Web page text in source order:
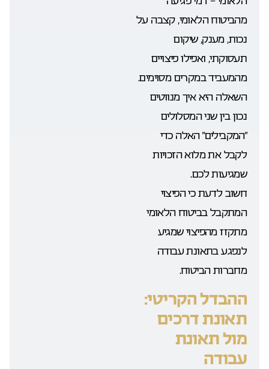
מהביטוח הלאומי, קצבה על
נכות, מענק, שיקום
תעסוקתי, ואפילו פיצויים
מהמעביד במקרים מסוימים.
השאלה היא איך מנווטים
נכון בין שני המסלולים
“המקבילים” האלה כדי
לקבל את מלוא הזכויות
שמגיעות לכם.
חשוב לדעת כי הפיצוי
המתקבל בביטוח הלאומי
מתקזז מהפיצוי שמגיע
לנפגע בתאונת עבודה
מחברות הביטוח.
ההבדל הקריטי:
תאונת דרכים
מול תאונת
עבודה